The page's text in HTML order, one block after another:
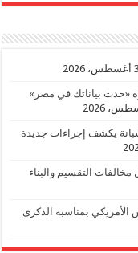
3 أغسطس، 2026
«حدث بياناتك في مصر»
يكشف إجراءات جديدة
التقسيم والبناء
بمناسبة الذكرى